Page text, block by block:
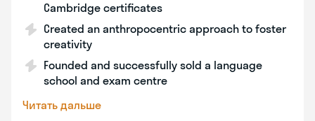
Cambridge certificates
Created an anthropocentric approach to foster
creativity
Founded and successfully sold a language
school and exam centre
Читать дальше